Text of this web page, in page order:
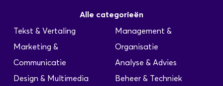
Geplaatst: 04-10-2025
Vacaturenummer: 6696 Locatie /
standplaats: Diverse plaatsen in Nederland
Bedrijfsprofiel: Van Oranje is een
personeelsintermediair, gespecialiseerd in het
leveren van ICT personeel en technici voor
Alle categorieën
Tekst & Vertaling
Marketing &
Communicatie
Design & Multimedia
Management &
Organisatie
Analyse & Advies
Beheer & Techniek